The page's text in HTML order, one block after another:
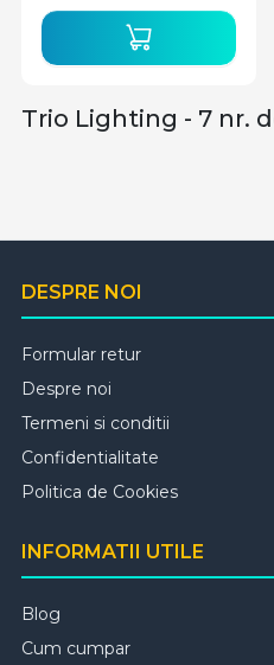
Trio Lighting - 7 nr.
DESPRE NOI
Formular retur
Despre noi
Termeni si conditii
Confidentialitate
Politica de Cookies
INFORMATII UTILE
Blog
Cum cumpar